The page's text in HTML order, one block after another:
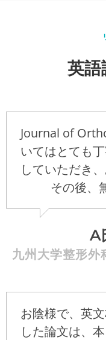
英語
Journal of
いてはとても
していただき
その後、
A
九州大学整形外
お陰様で、英
した論文は、